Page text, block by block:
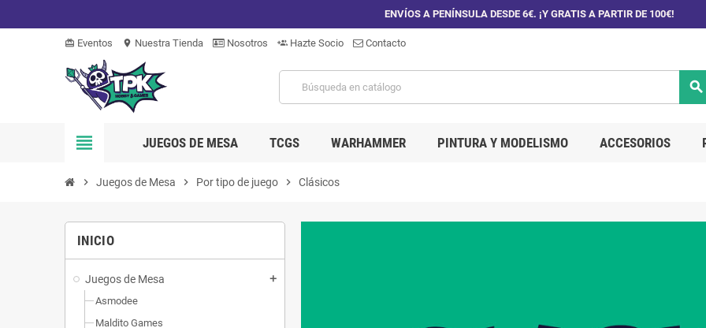
ENVÍOS A PENÍNSULA DESDE 6€. ¡Y GRATIS A PARTIR DE 100€!
card_giftcard Eventos location_on Nuestra Tienda Nosotros group_add Hazte Socio Contacto
search
view_headline JUEGOS DE MESA TCGS WARHAMMER PINTURA Y MODELISMO ACCESORIOS
chevron_right Juegos de Mesa chevron_right Por tipo de juego chevron_right Clásicos
INICIO
Juegos de Mesa add
Asmodee
Maldito Games